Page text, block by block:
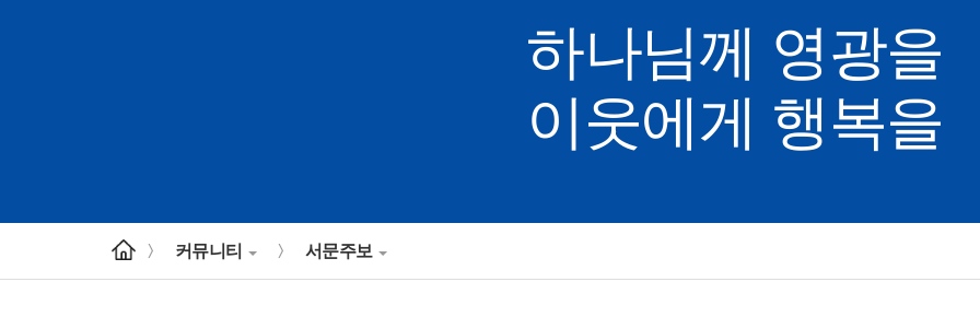
하나님께 영광을
이웃에게 행복을
> 커뮤니티 > 서문주보